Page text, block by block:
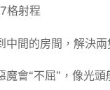
格射程
中間的房間，解決
魔會“不屈”，像光